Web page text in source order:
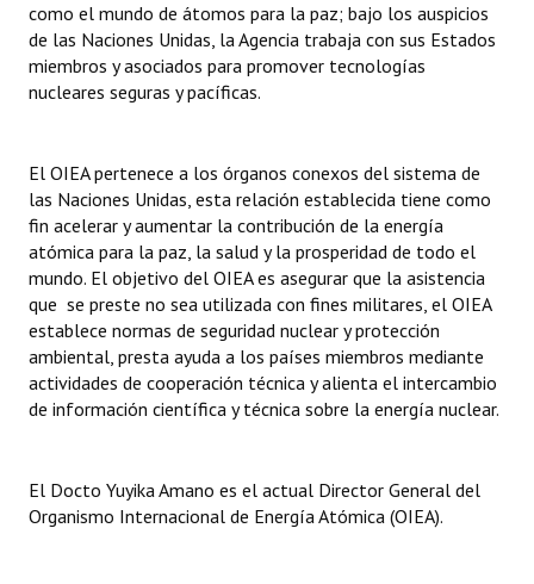
Resoluciones
Resoluciones de Presidencia
Antiguos Pobladores
Noticias Destacadas
Registros y Distinciones
Datos Históricos
Premio al Mérito - Registro
Audiencias Públicas - Registro
Periodistas Decanos - Registro
como el mundo de átomos para la paz; bajo los auspicios
de las Naciones Unidas, la Agencia trabaja con sus Estados
miembros y asociados para promover tecnologías
nucleares seguras y pacíficas.
El OIEA pertenece a los órganos conexos del sistema de
las Naciones Unidas, esta relación establecida tiene como
fin acelerar y aumentar la contribución de la energía
atómica para la paz, la salud y la prosperidad de todo el
mundo. El objetivo del OIEA es asegurar que la asistencia
que se preste no sea utilizada con fines militares, el OIEA
establece normas de seguridad nuclear y protección
ambiental, presta ayuda a los países miembros mediante
actividades de cooperación técnica y alienta el intercambio
de información científica y técnica sobre la energía nuclear.
El Docto Yuyika Amano es el actual Director General del
Organismo Internacional de Energía Atómica (OIEA).